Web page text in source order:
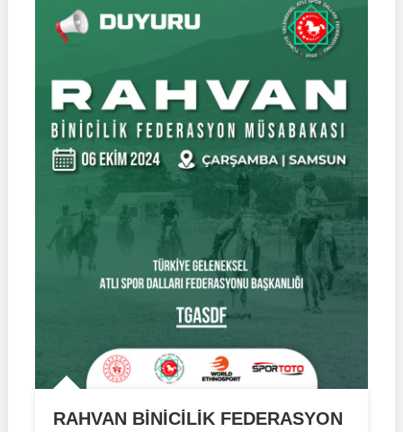
RAHVAN BİNİCİLİK FEDERASYON